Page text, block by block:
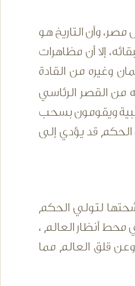
وأن التاريخ هو
إلا أن مظاهرات
وغيره من القادة
القصر الرئاسي
ويقومون بسحب
الحكم قد يؤدي إلى
لتولي الحكم
أنظار العالم ،
قلق العالم مما